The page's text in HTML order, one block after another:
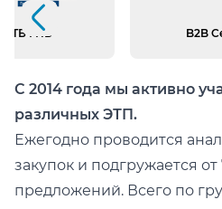
ЭТБ ГПБ B2B
Предыдущий слайд
С 2014 года мы активно
различных ЭТП.
Ежегодно проводится
закупок и подгружается
предложений. Всего по